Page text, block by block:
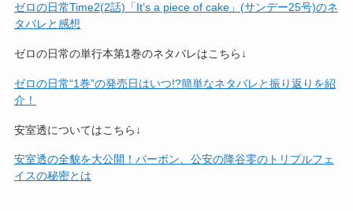
ゼロの日常Time2(2話)「It’s a piece of cake」(サンデー25号)のネ
タバレと感想
ゼロの日常の単行本第1巻のネタバレはこちら↓
ゼロの日常“1巻”の発売日はいつ!?簡単なネタバレと振り返りを紹
介！
安室透についてはこちら↓
安室透の全貌を大公開！バーボン、公安の降谷零のトリプルフェ
イスの秘密とは